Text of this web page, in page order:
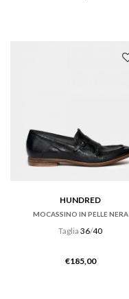
HUNDRED
MOCASSINO IN PELLE NERA
Taglia 36/40
€185,00